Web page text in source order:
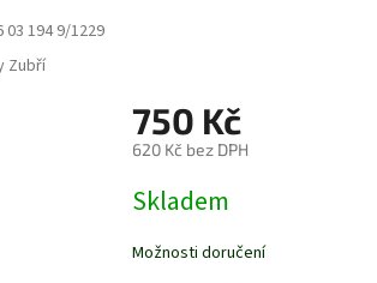
03 194 9/1229
Zubří
750 Kč
620 Kč bez DPH
cena:
Skladem
Možnosti doručení